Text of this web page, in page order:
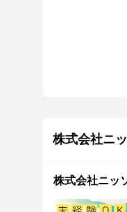
株式会社ニ
株式会社ニッ